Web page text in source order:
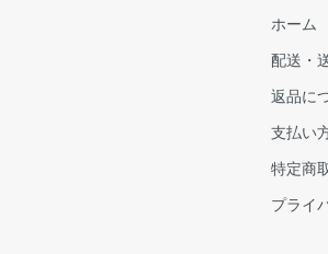
ホーム
配送・
返品に
支払い
特定商
プライ